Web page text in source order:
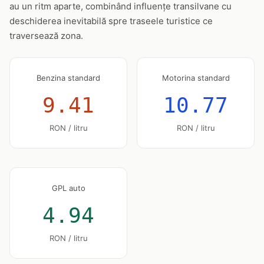
au un ritm aparte, combinând influențe transilvane cu
deschiderea inevitabilă spre traseele turistice ce
traversează zona.
Benzina standard
9.41
RON / litru
Motorina standard
10.77
RON / litru
GPL auto
4.94
RON / litru